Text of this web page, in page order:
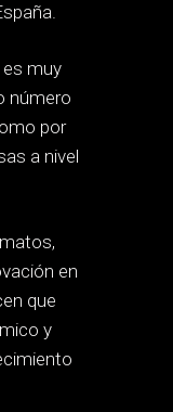
muy
número
por
a nivel
en
que
y